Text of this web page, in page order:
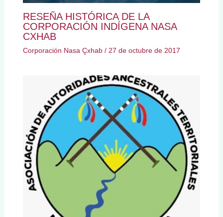
RESEÑA HISTÓRICA DE LA
CORPORACIÓN INDÍGENA NASA
CXHAB
Corporación Nasa Çxhab/ 27 de octubre de 2017